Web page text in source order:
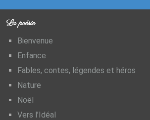
La poésie
Bienvenue
Enfance
Fables, contes, légendes et héros
Nature
Noël
Vers l’Idéal